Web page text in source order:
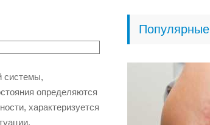
системы,
определяются
характеризуется
Популярные